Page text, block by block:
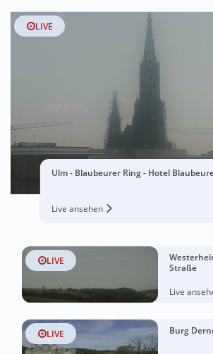
LIVE
Ulm - Blaubeurer Ring - Hotel
Live ansehen
LIVE
Straße
Live
LIVE Burg